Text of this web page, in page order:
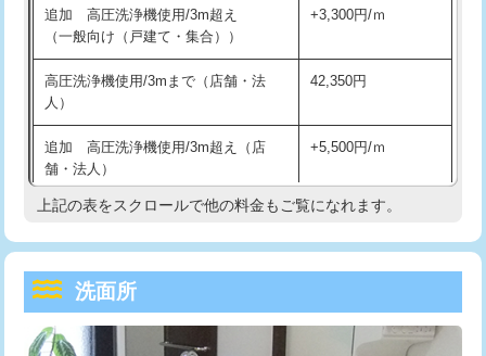
マス交換（深さ50㎝以上） 66,000円
コンクリート斫り（厚さ10㎝まで） 27,500円
コンクリート斫り（厚さ10㎝超え）
モルタル補修（厚さ10㎝まで）
モルタル補修（厚さ10㎝超え） 38,500円
洗面台設置 38,500円
追加人工
廃棄・処分 現場見積
持込商品取付（混合水栓） 16,500円
給水管工事※（ホール加工)
給水管工事※（バンド止め) 3,300円
給水管工事※（支持金具設置) 5,500円
給水管工事※（保温材使用（バンド止
め込み）)
5,500円
給水管工事※（土の掘削・埋め戻し作
業)
11,000円
追加 高圧洗浄機使用/3m超え
（一般向け（戸建て・集合））
+3,300円/ｍ
高圧洗浄機使用/3mまで（店舗・法
人）
42,350円
追加 高圧洗浄機使用/3m超え（店
舗・法人）
+5,500円/ｍ
高度高圧洗浄換 現地調査
トーラー機使用/3mまで
追加トーラー機使用/3m超え +3,300円
上記の表をスクロールで他の料金もご覧になれます。
洗面所